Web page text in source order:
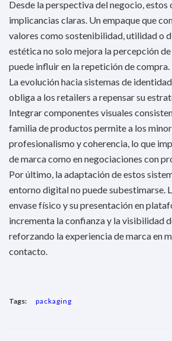
Desde la perspectiva del negocio, estos
implicancias claras. Un empaque que
valores como sostenibilidad, utilidad o
estética no solo mejora la percepción
puede influir en la repetición de compra.
La evolución hacia sistemas de
obliga a los retailers a repensar su
Integrar componentes visuales
familia de productos permite a los
profesionalismo y coherencia, lo que
de marca como en negociaciones con
Por último, la adaptación de estos
entorno digital no puede subestimarse.
envase físico y su presentación en
incrementa la confianza y la visibilidad
reforzando la experiencia de marca en
contacto.
Tags: packaging